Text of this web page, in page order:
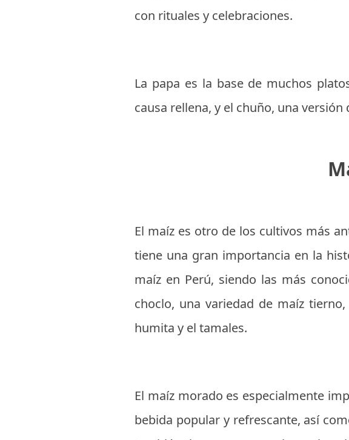
con rituales y celebraciones.
La papa es la base de muchos
causa rellena, y el chuño, una
El maíz es otro de los cultivos más
tiene una gran importancia en la
maíz en Perú, siendo las más
choclo, una variedad de maíz
humita y el tamales.
El maíz morado es especialmente
bebida popular y refrescante, así